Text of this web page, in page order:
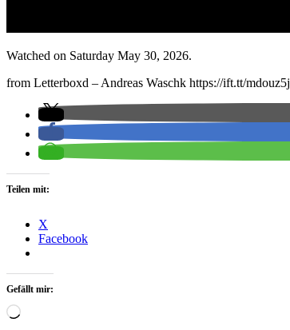
Watched on Saturday May 30, 2026.
from Letterboxd – Andreas Waschk https://ift.tt/mdouz5j
Teilen mit:
X
Facebook
Gefällt mir:
Wird